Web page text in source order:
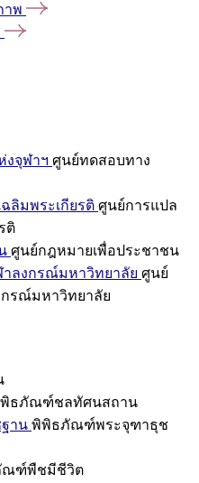
าพ
งจุฬาฯ ศูนย์ทดสอบทาง
ลิมพระเกียรติ ศูนย์การแปล
ติ
ศูนย์กฎหมายเพื่อประชาชน
ลงกรณ์มหาวิทยาลัย ศูนย์
กรณ์มหาวิทยาลัย
ธภัณฑ์ชลทัศนสถาน
าน พิพิธภัณฑ์พระจุฑาธุช
ณฑ์พืชมีชีวิต